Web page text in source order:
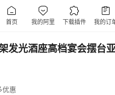
发光酒座高档宴会摆台
优惠